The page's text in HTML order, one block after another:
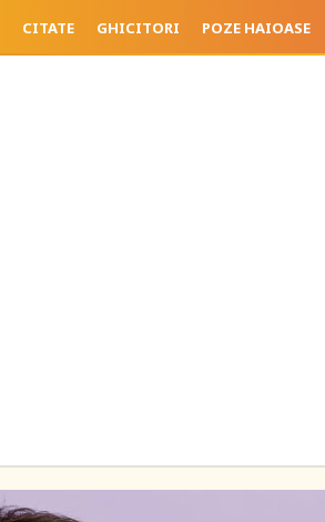
CITATE GHICITORI POZE HAIOASE